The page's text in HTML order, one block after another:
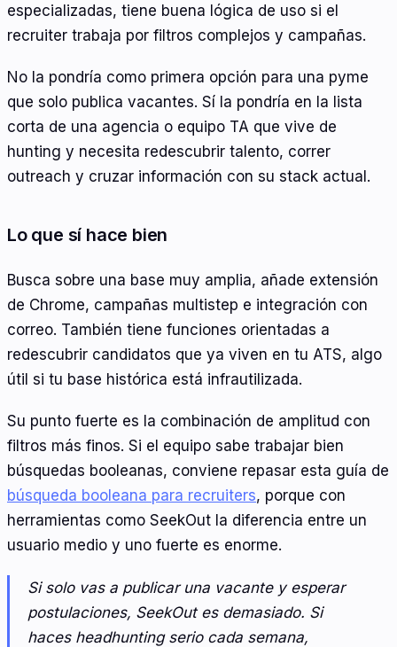
especializadas, tiene buena lógica de uso si el
recruiter trabaja por filtros complejos y campañas.
No la pondría como primera opción para una pyme
que solo publica vacantes. Sí la pondría en la lista
corta de una agencia o equipo TA que vive de
hunting y necesita redescubrir talento, correr
outreach y cruzar información con su stack actual.
Lo que sí hace bien
Busca sobre una base muy amplia, añade extensión
de Chrome, campañas multistep e integración con
correo. También tiene funciones orientadas a
redescubrir candidatos que ya viven en tu ATS, algo
útil si tu base histórica está infrautilizada.
Su punto fuerte es la combinación de amplitud con
filtros más finos. Si el equipo sabe trabajar bien
búsquedas booleanas, conviene repasar esta guía de
búsqueda booleana para recruiters, porque con
herramientas como SeekOut la diferencia entre un
usuario medio y uno fuerte es enorme.
Si solo vas a publicar una vacante y esperar
postulaciones, SeekOut es demasiado. Si
haces headhunting serio cada semana,